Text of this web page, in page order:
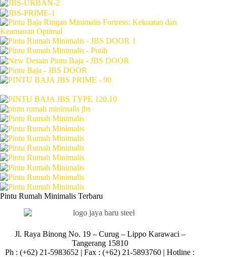
Pintu Rumah Minimalis Terbaru
Jl. Raya Binong No. 19 – Curug – Lippo Karawaci –
Tangerang 15810
Ph : (+62) 21-5983652 | Fax : (+62) 21-5893760 | Hotline :